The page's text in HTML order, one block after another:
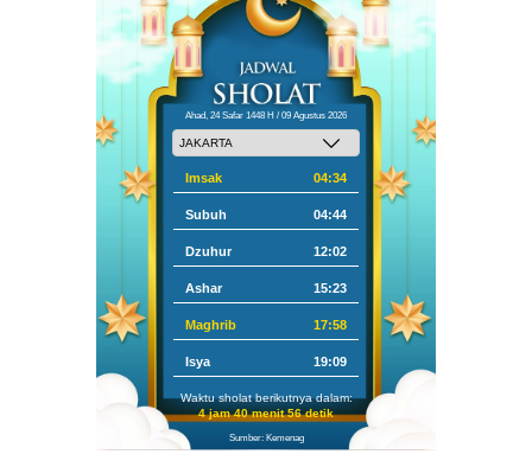
Ahad, 24 Safar 1448 H / 09 Agustus 2026
Imsak 04:34
Subuh 04:44
Dzuhur 12:02
Ashar 15:23
Maghrib 17:58
Isya 19:09
Waktu sholat berikutnya dalam:
4 jam 40 menit 56 detik
Sumber: Kemenag